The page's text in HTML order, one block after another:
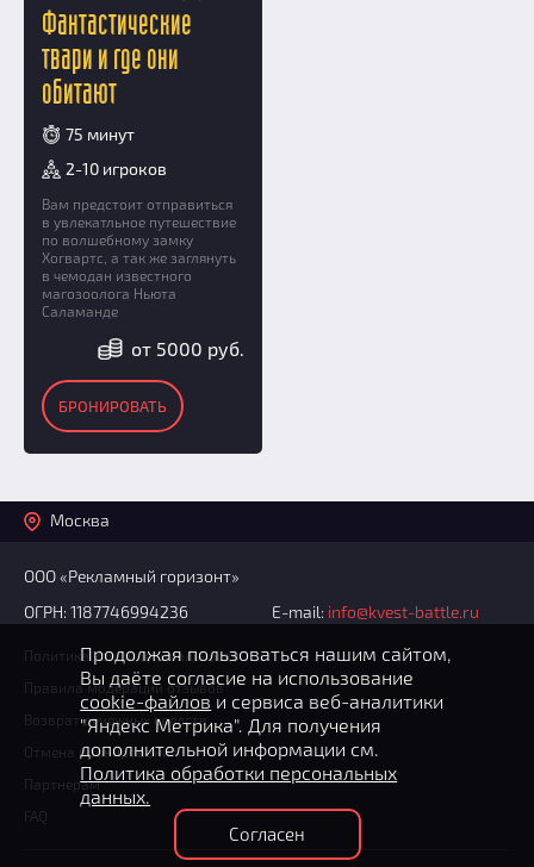
Фантастические
твари и где они
обитают
75 минут
2-10 игроков
Вам предстоит отправиться
в увлекатльное путешествие
по волшебному замку
Хогвартс, а так же заглянуть
в чемодан известного
магозоолога Ньюта
Саламанде
от 5000 руб.
БРОНИРОВАТЬ
Москва
ООО «Рекламный горизонт»
ОГРН: 1187746994236
E-mail: info@kvest-battle.ru
Политика конфиденциальности
Правила модерации отзывов
Возврат денежных средств
Отмена бронирования
Партнерам
FAQ
Продолжая пользоваться нашим сайтом,
Вы даёте согласие на использование
cookie-файлови сервиса веб-аналитики
"Яндекс Метрика". Для получения
дополнительной информации см.
Политика обработки персональных
данных.
Согласен